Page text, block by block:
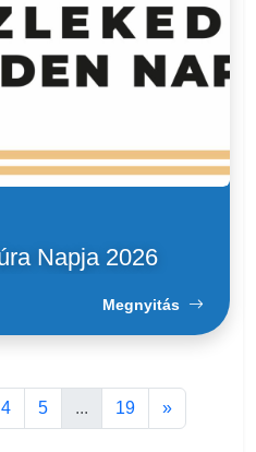
Napja 2026
Megnyitás
4 5 ... 19 »